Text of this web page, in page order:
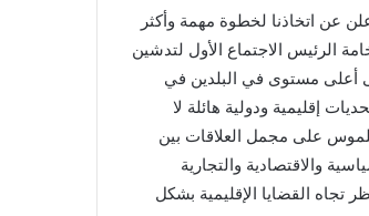
عن اتخاذنا لخطوة مهمة وأكثر
الرئيس الاجتماع الأول لتدشين
أعلى مستوى في البلدين في
إقليمية ودولية هائلة لا
على مجمل العلاقات بين
والاقتصادية والتجارية
تجاه القضايا الإقليمية بشكل